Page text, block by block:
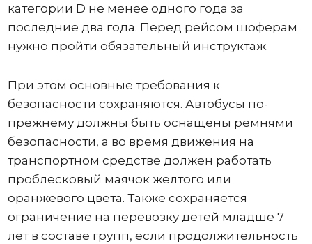
категории D не менее одного года за
последние два года. Перед рейсом шоферам
нужно пройти обязательный инструктаж.
При этом основные требования к
безопасности сохраняются. Автобусы по-
прежнему должны быть оснащены ремнями
безопасности, а во время движения на
транспортном средстве должен работать
проблесковый маячок желтого или
оранжевого цвета. Также сохраняется
ограничение на перевозку детей младше 7
лет в составе групп, если продолжительность